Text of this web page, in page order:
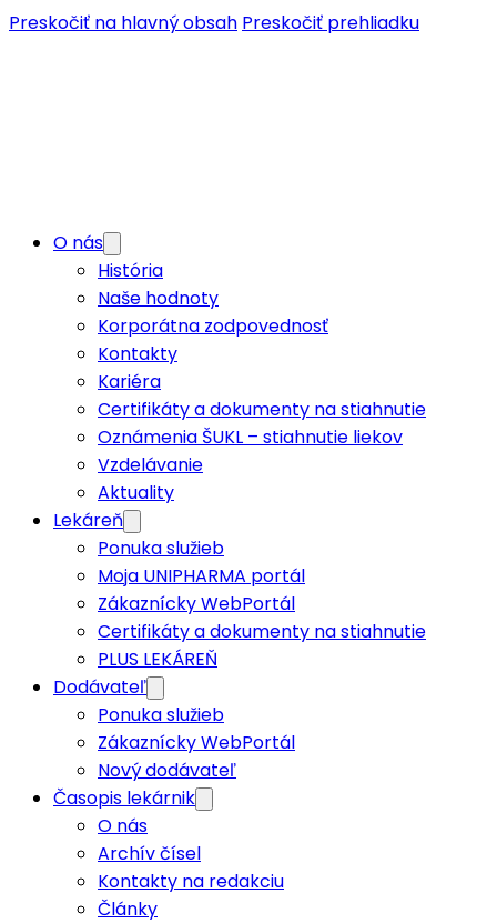
Preskočiť na hlavný obsah Preskočiť prehliadku
O nás
História
Naše hodnoty
Korporátna zodpovednosť
Kontakty
Kariéra
Certifikáty a dokumenty na stiahnutie
Oznámenia ŠUKL – stiahnutie liekov
Vzdelávanie
Aktuality
Lekáreň
Ponuka služieb
Moja UNIPHARMA portál
Zákaznícky WebPortál
Certifikáty a dokumenty na stiahnutie
PLUS LEKÁREŇ
Dodávateľ
Ponuka služieb
Zákaznícky WebPortál
Nový dodávateľ
Časopis lekárnik
O nás
Archív čísel
Kontakty na redakciu
Články